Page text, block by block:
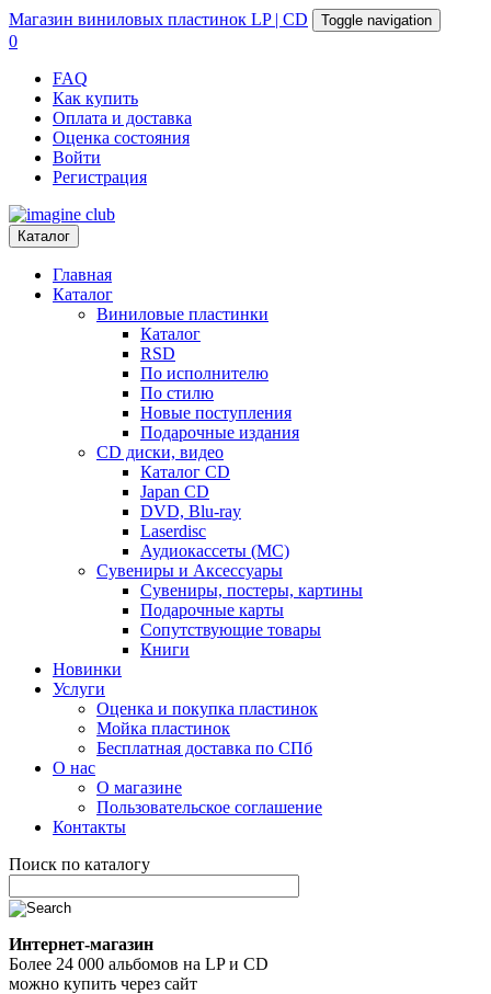
Магазин виниловых пластинок LP | CD Toggle navigation
0
FAQ
Как купить
Оплата и доставка
Оценка состояния
Войти
Регистрация
Каталог
Главная
Каталог
Виниловые пластинки
Каталог
RSD
По исполнителю
По стилю
Новые поступления
Подарочные издания
CD диски, видео
Каталог CD
Japan CD
DVD, Blu-ray
Laserdisc
Аудиокассеты (MC)
Сувениры и Аксессуары
Сувениры, постеры, картины
Подарочные карты
Сопутствующие товары
Книги
Новинки
Услуги
Оценка и покупка пластинок
Мойка пластинок
Бесплатная доставка по СПб
О нас
О магазине
Пользовательское соглашение
Контакты
Поиск по каталогу
Интернет-магазин
Более 24 000 альбомов на LP и CD
можно купить через сайт